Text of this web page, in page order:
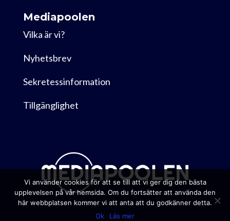
Mediapoolen
Vilka är vi?
Nyhetsbrev
Sekretessinformation
Tillgänglighet
Vi använder cookies för att se till att vi ger dig den bästa
upplevelsen på vår hemsida. Om du fortsätter att använda den
här webbplatsen kommer vi att anta att du godkänner detta.
Ok
Läs mer